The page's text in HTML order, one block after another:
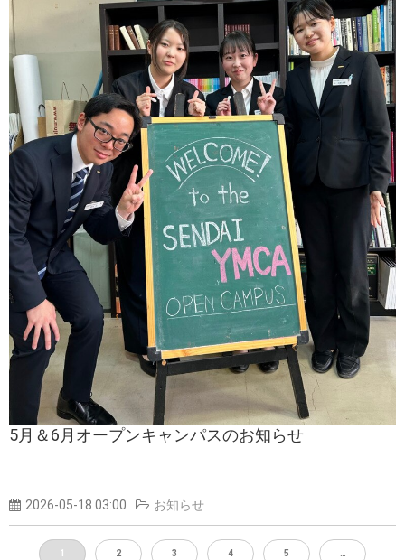
5月＆6月オープンキャンパスのお知らせ
2026-05-18 03:00 お知らせ
1 2 3 4 5